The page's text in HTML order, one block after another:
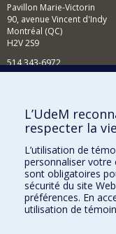
Pavillon Marie-Victorin
90, avenue Vincent d'Indy
Montréal (QC)
H2V 2S9
514 343-6972
Comment soutenir le
BESOIN D'AIDE?
Plan du site
Signaler une erreur
Accessibilité
FACULTÉ DES ARTS ET
L’UdeM
respecter la
L’utilisation de
personnaliser votre
sont obligatoires
sécurité du site
préférences. En
utilisation de